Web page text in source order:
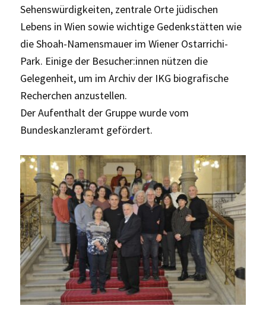
Sehenswürdigkeiten, zentrale Orte jüdischen
Lebens in Wien sowie wichtige Gedenkstätten wie
die Shoah-Namensmauer im Wiener Ostarrichi-
Park. Einige der Besucher:innen nützen die
Gelegenheit, um im Archiv der IKG biografische
Recherchen anzustellen.
Der Aufenthalt der Gruppe wurde vom
Bundeskanzleramt gefördert.